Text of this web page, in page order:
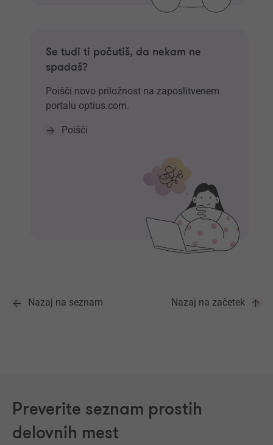
Se tudi ti počutiš, da nekam ne
spadaš?
Poišči novo priložnost na zaposlitvenem
portalu optius.com.
Poišči
Nazaj na seznam Nazaj na začetek
Preverite seznam prostih
delovnih mest